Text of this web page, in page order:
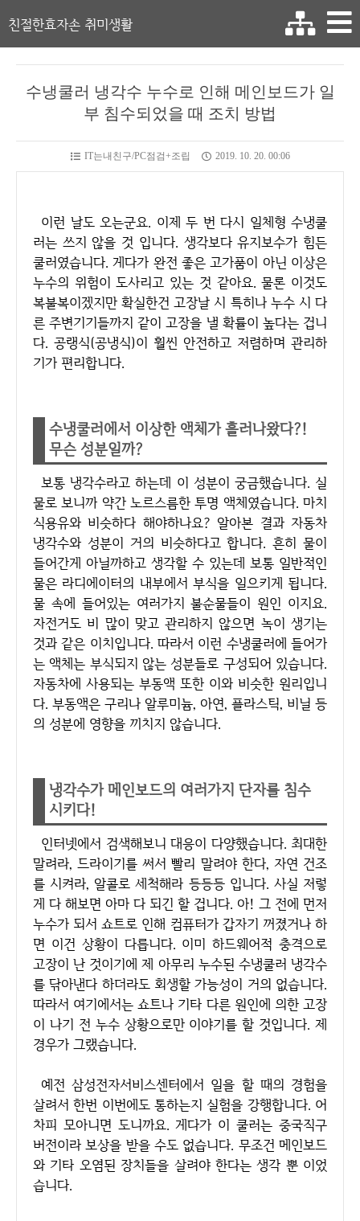
친절한효자손 취미생활
수냉쿨러 냉각수 누수로 인해 메인보드가 일
부 침수되었을 때 조치 방법
IT는내친구/PC점검+조립 2019. 10. 20. 00:06
이런 날도 오는군요. 이제 두 번 다시 일체형 수냉쿨
러는 쓰지 않을 것 입니다. 생각보다 유지보수가 힘든
쿨러였습니다. 게다가 완전 좋은 고가품이 아닌 이상은
누수의 위험이 도사리고 있는 것 같아요. 물론 이것도
복불복이겠지만 확실한건 고장날 시 특히나 누수 시 다
른 주변기기들까지 같이 고장을 낼 확률이 높다는 겁니
다. 공랭식(공냉식)이 훨씬 안전하고 저렴하며 관리하
기가 편리합니다.
수냉쿨러에서 이상한 액체가 흘러나왔다?!
무슨 성분일까?
보통 냉각수라고 하는데 이 성분이 궁금했습니다. 실
물로 보니까 약간 노르스름한 투명 액체였습니다. 마치
식용유와 비슷하다 해야하나요? 알아본 결과 자동차
냉각수와 성분이 거의 비슷하다고 합니다. 흔히 물이
들어간게 아닐까하고 생각할 수 있는데 보통 일반적인
물은 라디에이터의 내부에서 부식을 일으키게 됩니다.
물 속에 들어있는 여러가지 불순물들이 원인 이지요.
자전거도 비 많이 맞고 관리하지 않으면 녹이 생기는
것과 같은 이치입니다. 따라서 이런 수냉쿨러에 들어가
는 액체는 부식되지 않는 성분들로 구성되어 있습니다.
자동차에 사용되는 부동액 또한 이와 비슷한 원리입니
다. 부동액은 구리나 알루미늄, 아연, 플라스틱, 비닐 등
의 성분에 영향을 끼치지 않습니다.
냉각수가 메인보드의 여러가지 단자를 침수
시키다!
인터넷에서 검색해보니 대응이 다양했습니다. 최대한
말려라, 드라이기를 써서 빨리 말려야 한다, 자연 건조
를 시켜라, 알콜로 세척해라 등등등 입니다. 사실 저렇
게 다 해보면 아마 다 되긴 할 겁니다. 아! 그 전에 먼저
누수가 되서 쇼트로 인해 컴퓨터가 갑자기 꺼졌거나 하
면 이건 상황이 다릅니다. 이미 하드웨어적 충격으로
고장이 난 것이기에 제 아무리 누수된 수냉쿨러 냉각수
를 닦아낸다 하더라도 회생할 가능성이 거의 없습니다.
따라서 여기에서는 쇼트나 기타 다른 원인에 의한 고장
이 나기 전 누수 상황으로만 이야기를 할 것입니다. 제
경우가 그랬습니다.
예전 삼성전자서비스센터에서 일을 할 때의 경험을
살려서 한번 이번에도 통하는지 실험을 강행합니다. 어
차피 모아니면 도니까요. 게다가 이 쿨러는 중국직구
버전이라 보상을 받을 수도 없습니다. 무조건 메인보드
와 기타 오염된 장치들을 살려야 한다는 생각 뿐 이었
습니다.